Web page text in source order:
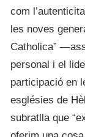
com
les noves
Catholica”
personal i el
participació en
esglésies de
subratlla que